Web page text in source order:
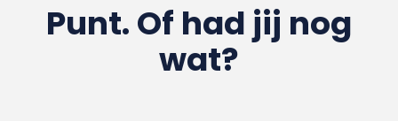
Punt. Of had jij nog
wat?